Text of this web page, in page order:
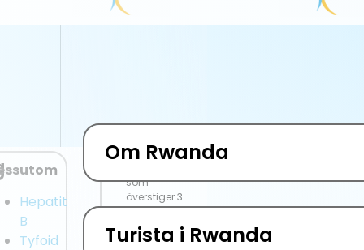
Om Rwanda
Turista i Rwanda